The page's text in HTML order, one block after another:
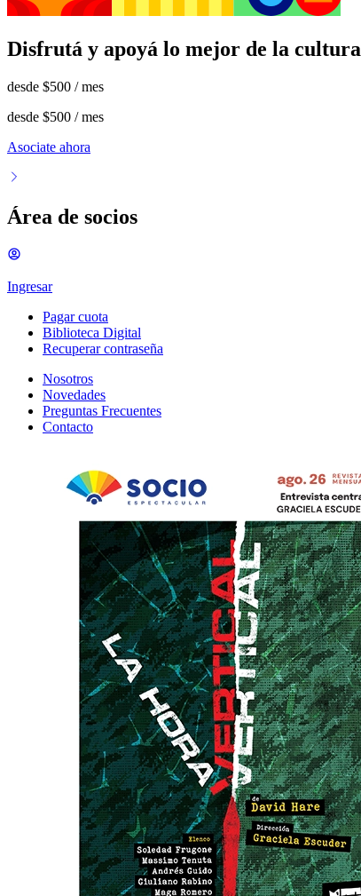
Disfrutá y apoyá lo mejor de la cultura
desde $500 / mes
desde $500 / mes
Asociate ahora
Área de socios
Ingresar
Pagar cuota
Biblioteca Digital
Recuperar contraseña
Nosotros
Novedades
Preguntas Frecuentes
Contacto